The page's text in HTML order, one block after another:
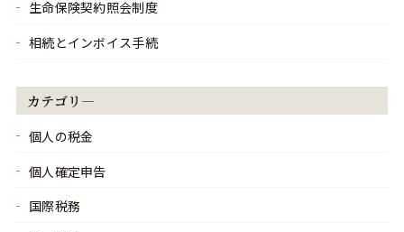
生命保険契約照会制度
相続とインボイス手続
カテゴリ―
個人の税金
個人確定申告
国際税務